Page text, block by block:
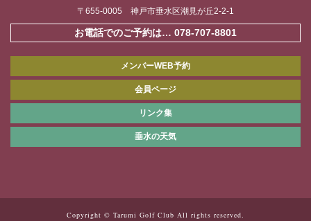
〒655-0005 神戸市垂水区潮見が丘2-2-1
お電話でのご予約は… 078-707-8801
メンバーWEB予約
会員ページ
リンク集
垂水の天気
Copyright © Tarumi Golf Club All rights reserved.